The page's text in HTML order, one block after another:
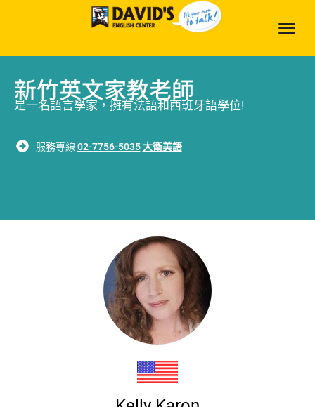
新竹英文家教老師
是一名語言學家，擁有法語和西班牙語學位!
服務專線 02-7756-5035 大衛美語